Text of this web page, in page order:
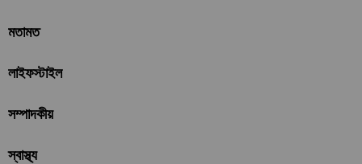
মতামত
লাইফস্টাইল
সম্পাদকীয়
স্বাস্থ্য